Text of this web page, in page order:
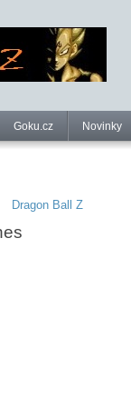
Goku.cz Novinky
Dragon Ball Z